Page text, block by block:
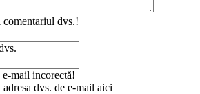
dvs.!
mail incorectă!
dvs. de e-mail aici